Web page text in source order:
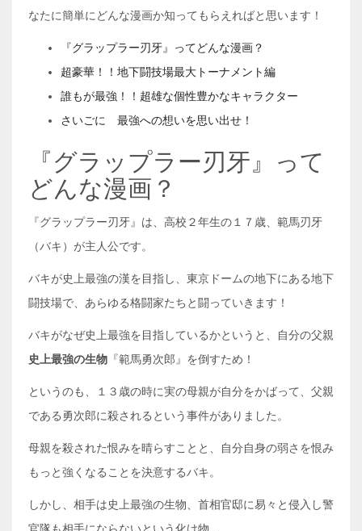
なたに簡単にどんな漫画か知ってもらえればと思います！
『グラップラー刃牙』ってどんな漫画？
超豪華！！地下闘技場最大トーナメント編
誰もが最強！！超雄な個性豊かなキャラクター
さいごに 最強への想いを思い出せ！
『グラップラー刃牙』って
どんな漫画？
『グラップラー刃牙』は、高校２年生の１７歳、範馬刃牙
（バキ）が主人公です。
バキが史上最強の漢を目指し、東京ドームの地下にある地下
闘技場で、あらゆる格闘家たちと闘っていきます！
バキがなぜ史上最強を目指しているかというと、自分の父親
史上最強の生物 『範馬勇次郎』を倒すため！
というのも、１３歳の時に実の母親が自分をかばって、父親
である勇次郎に殺されるという事件がありました。
母親を殺された恨みを晴らすことと、自分自身の弱さを恨み
もっと強くなることを決意するバキ。
しかし、相手は史上最強の生物、首相官邸に易々と侵入し警